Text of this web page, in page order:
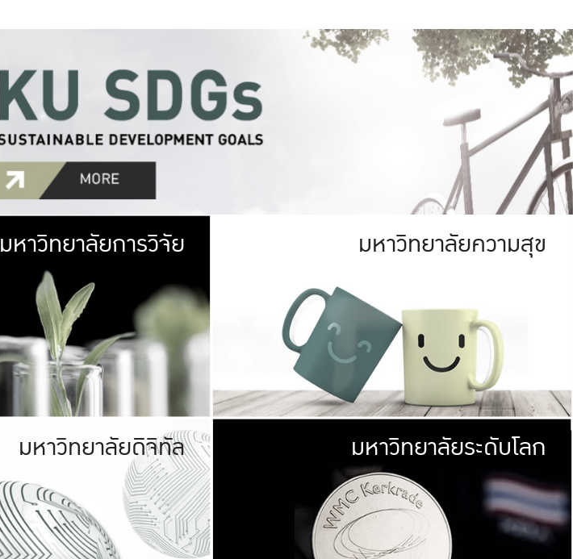
มหาวิทยาลัย
เกษตรศาสตร์ มีพื้นที่เขียวสดใส หนาแน่น
เป็นป่าในเมือง (URBAN FOREST)
เกษตรในเมือง (URBAN AGRICULTURE)
ที่นับรวมกันได้ประมาณ 1,400 ไร่
มหาวิทยาลัยการวิจัย มหาวิทยาลัย
ให้กับประชาชน
มหาวิทยาลัยความสุข
มหาวิทยาลัยรับผิดชอบต่อสังคม
ร่วมมือกับชุมชน เพื่อความกินดีอยู่ดี
และความสุขอย่างยั่งยืน
มองปัญหาในภาพกว้าง
แก้ไขจากปัญหาจุดเล็กๆ
มหาวิทยาลัยดิจิทัล มหาวิทยา
พร้อมที่จ
และผลักดันในการใช้ระบบส
เพื่อการทำงานแ
มหาวิทยาลัยระดับโลก